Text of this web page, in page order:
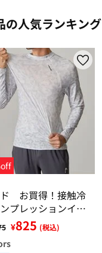
の人気ランキング
お買得！接触冷
プレッションイン
¥825 (税込)